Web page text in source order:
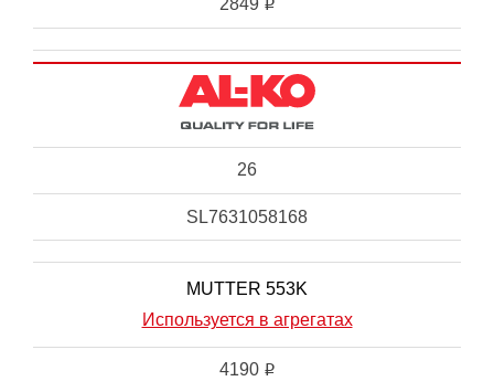
2849 i
26
SL7631058168
MUTTER 553K
Используется в агрегатах
4190 i